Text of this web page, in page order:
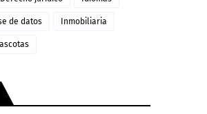
de datos Inmobiliaria